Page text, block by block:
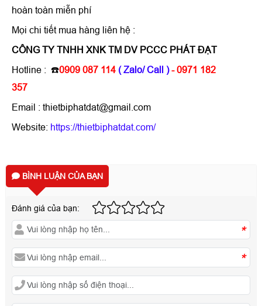
hoàn toàn miễn phí
Mọi chi tiết mua hàng liên hệ :
CÔNG TY TNHH XNK TM DV PCCC PHÁT ĐẠT
Hotline : ☎️0909 087 114 ( Zalo/ Call )- 0971 182
357
Email : thietbiphatdat@gmail.com
Website: https://thietbiphatdat.com/
BÌNH LUẬN CỦA BẠN
Đánh giá của bạn:
*
*